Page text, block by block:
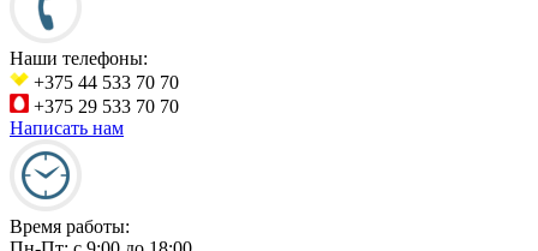
Наши телефоны:
+375 44 533 70 70
+375 29 533 70 70
Написать нам
Время работы: